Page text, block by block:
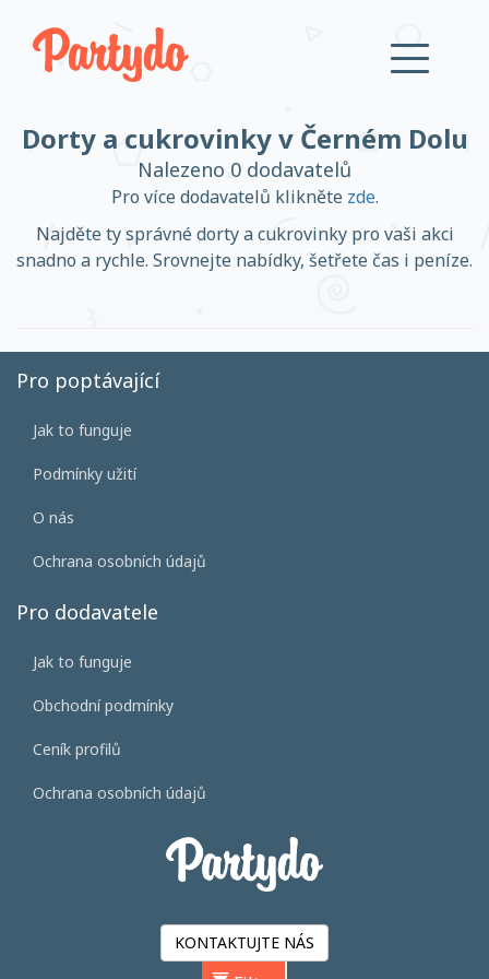
Založit účet
Přihlásit se
Založit účet
Dorty a cukrovinky v Černém Dolu
Nalezeno 0 dodavatelů
Pro více dodavatelů klikněte zde.
Najděte ty správné dorty a cukrovinky pro vaši akci
snadno a rychle. Srovnejte nabídky, šetřete čas i peníze.
Pro poptávající
Jak to funguje
Podmínky užití
O nás
Ochrana osobních údajů
Pro dodavatele
Jak to funguje
Obchodní podmínky
Ceník profilů
Ochrana osobních údajů
KONTAKTUJTE NÁS